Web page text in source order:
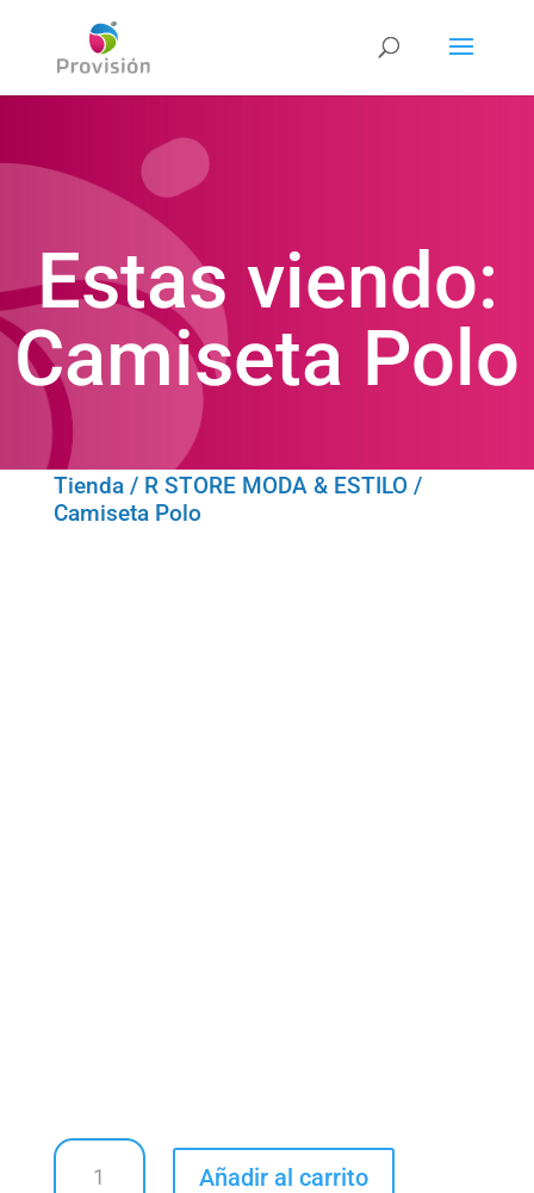
Estas viendo:
Camiseta Polo
Tienda/ R STORE MODA & ESTILO/
Camiseta Polo
Camiseta
Añadir al carrito